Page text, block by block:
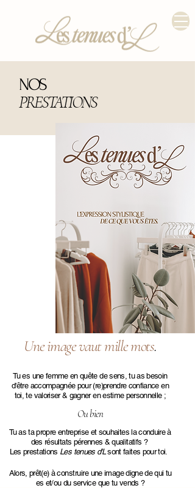
NOS
PRESTATIONS
Une image vaut mille mots.
Tu es une femme en quête de sens, tu as besoin
d'être accompagnée pour (re)prendre confiance en
toi, te valoriser & gagner en estime personnelle ;
Ou bien
Tu as ta propre entreprise etsouhaites la conduire à
des résultats pérennes & qualitatifs ?
Les prestations Les tenues d'Lsont faites pour toi.
Alors, prêt(e) àconstruireune image digne de qui tu
es et/ou du service que tu vends ?